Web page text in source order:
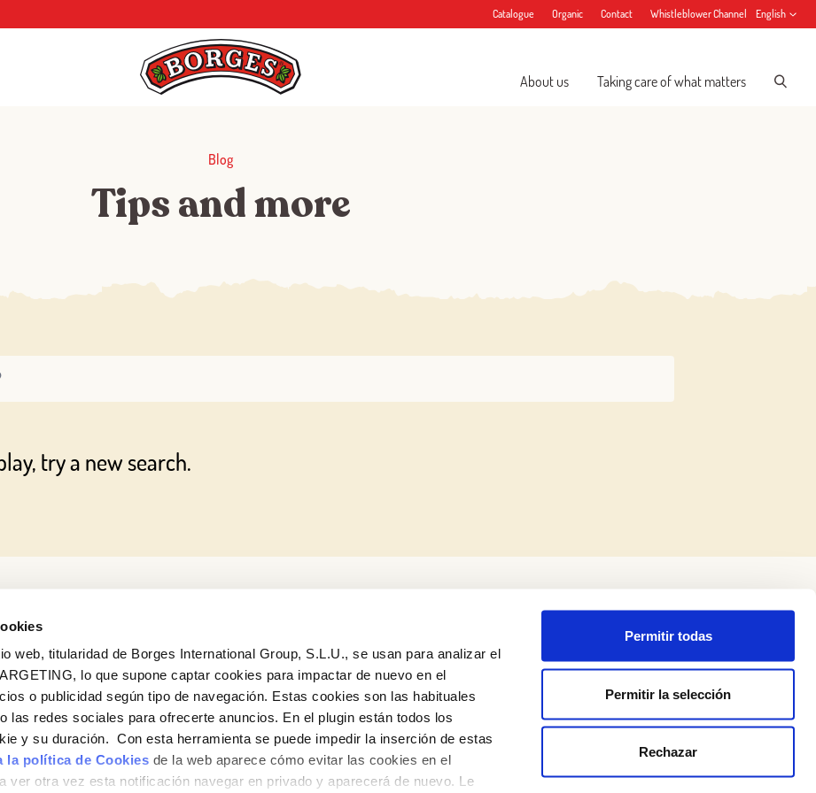
web, titularidad de Borges International Group, S.L.U., se usan para analizar el
lo que supone captar cookies para impactar de nuevo en el
o publicidad según tipo de navegación. Estas cookies son las habituales
las redes sociales para ofrecerte anuncios. En el plugin están todos los
y su duración. Con esta herramienta se puede impedir la inserción de estas
la política de Cookies de la web aparece cómo evitar las cookies en el
ver otra vez esta notificación navegar en privado y aparecerá de nuevo. Le
Permitir todas
Permitir la selección
Rechazar
Catalogue Organic Contact Whistleblower Channel English
About us Taking care of what matters
Blog
Tips and more
try a new search.
Legal Notice
Privacy Policy